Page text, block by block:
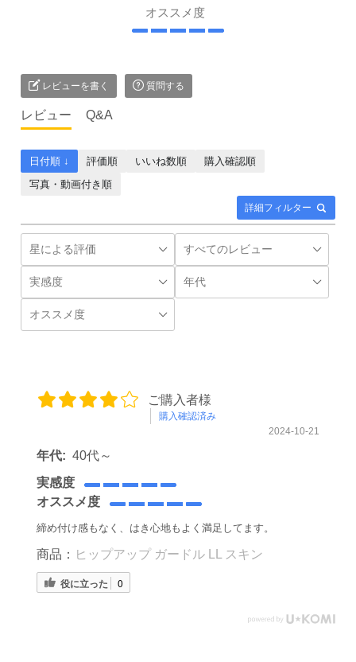
オススメ度
レビューを書く 質問する
レビュー Q&A
詳細フィルター
日付順 ↓ 評価順 いいね数順
購入確認順
写真・動画付き順
ご購入者様
購入確認済み
2024-10-21
年代: 40代～
実感度
オススメ度
締め付け感もなく、はき心地もよく満足してます。
商品： ヒップアップ ガードル LL スキン
役に立った 0